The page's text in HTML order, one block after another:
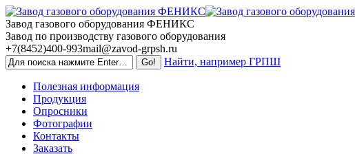
Skip
to
content
Завод газового оборудования ФЕНИКС
Завод по производству газового оборудования
+7(8452)400-993mail@zavod-grpsh.ru
Найти, например ГРПШ
Полезная информация
Продукция
Опросники
Фотографии
Контакты
Заказать